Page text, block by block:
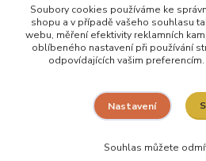
katerina@bezva.shop
Vytvořeno na
Soubory cookies používáme ke
shopu a v případě vašeho souhlasu
webu, měření efektivity reklamních
oblíbeného nastavení při používání
odpovídajících vašim preferencím.
Nastavení
Souhlas můžete